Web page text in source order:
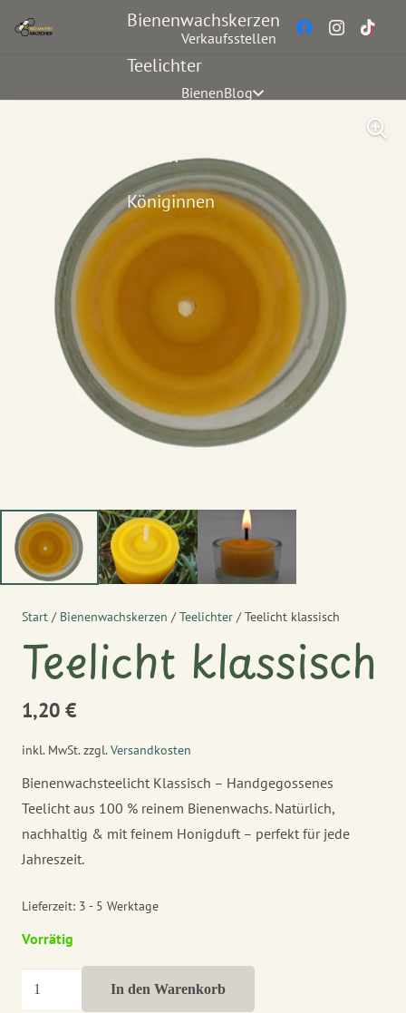
Verkaufsstellen
BienenBlog
Bienenwachskerzen
Teelichter
Ostern
Königinnen
Start / Bienenwachskerzen /Teelichter / Teelicht klassisch
Teelicht klassisch
1,20 €
inkl. MwSt. zzgl.Versandkosten
Bienenwachsteelicht Klassisch – Handgegossenes
Teelicht aus 100 % reinem Bienenwachs. Natürlich,
nachhaltig & mit feinem Honigduft – perfekt für jede
Jahreszeit.
Lieferzeit: 3 - 5 Werktage
Vorrätig
Teelicht
In den Warenkorb